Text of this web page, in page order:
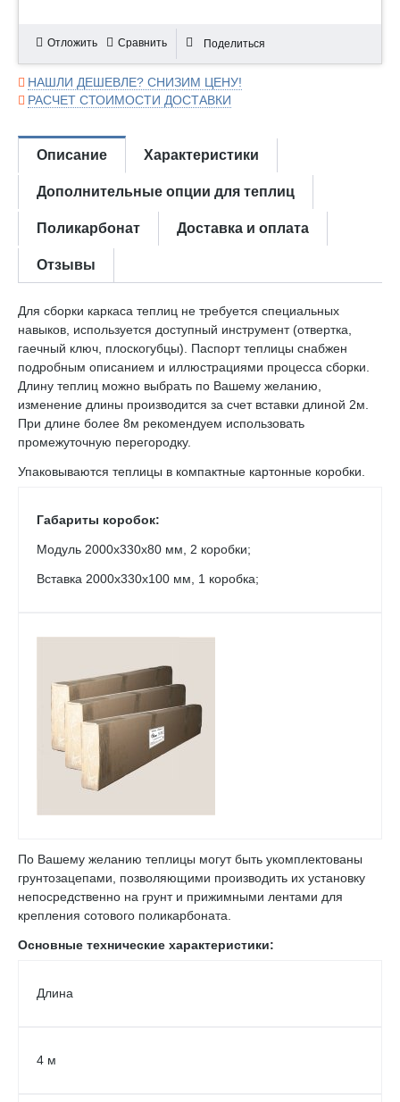
Отложить Сравнить Поделиться
НАШЛИ ДЕШЕВЛЕ? СНИЗИМ ЦЕНУ!
РАСЧЕТ СТОИМОСТИ ДОСТАВКИ
Описание Характеристики
Дополнительные опции для теплиц
Поликарбонат Доставка и оплата
Отзывы
Для сборки каркаса теплиц не требуется специальных
навыков, используется доступный инструмент (отвертка,
гаечный ключ, плоскогубцы). Паспорт теплицы снабжен
подробным описанием и иллюстрациями процесса сборки.
Длину теплиц можно выбрать по Вашему желанию,
изменение длины производится за счет вставки длиной 2м.
При длине более 8м рекомендуем использовать
промежуточную перегородку.
Упаковываются теплицы в компактные картонные коробки.
Габариты коробок:
Модуль 2000х330х80 мм, 2 коробки;
Вставка 2000х330х100 мм, 1 коробка;
По Вашему желанию теплицы могут быть укомплектованы
грунтозацепами, позволяющими производить их установку
непосредственно на грунт и прижимными лентами для
крепления сотового поликарбоната
Основные технические характеристики:
Длина
4 м